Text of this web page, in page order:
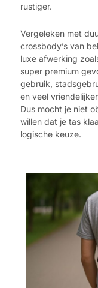
rustiger.
Vergeleken met
crossbody’s van
luxe afwerking
super premium
gebruik,
en veel
Dus mocht je niet
willen dat je tas
logische keuze.